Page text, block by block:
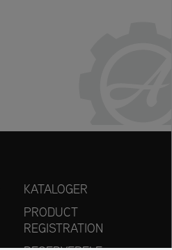
KATALOGER
PRODUCT
REGISTRATION